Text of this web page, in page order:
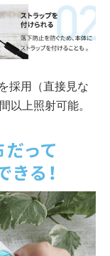
採用（直接見な
以上照射可能。